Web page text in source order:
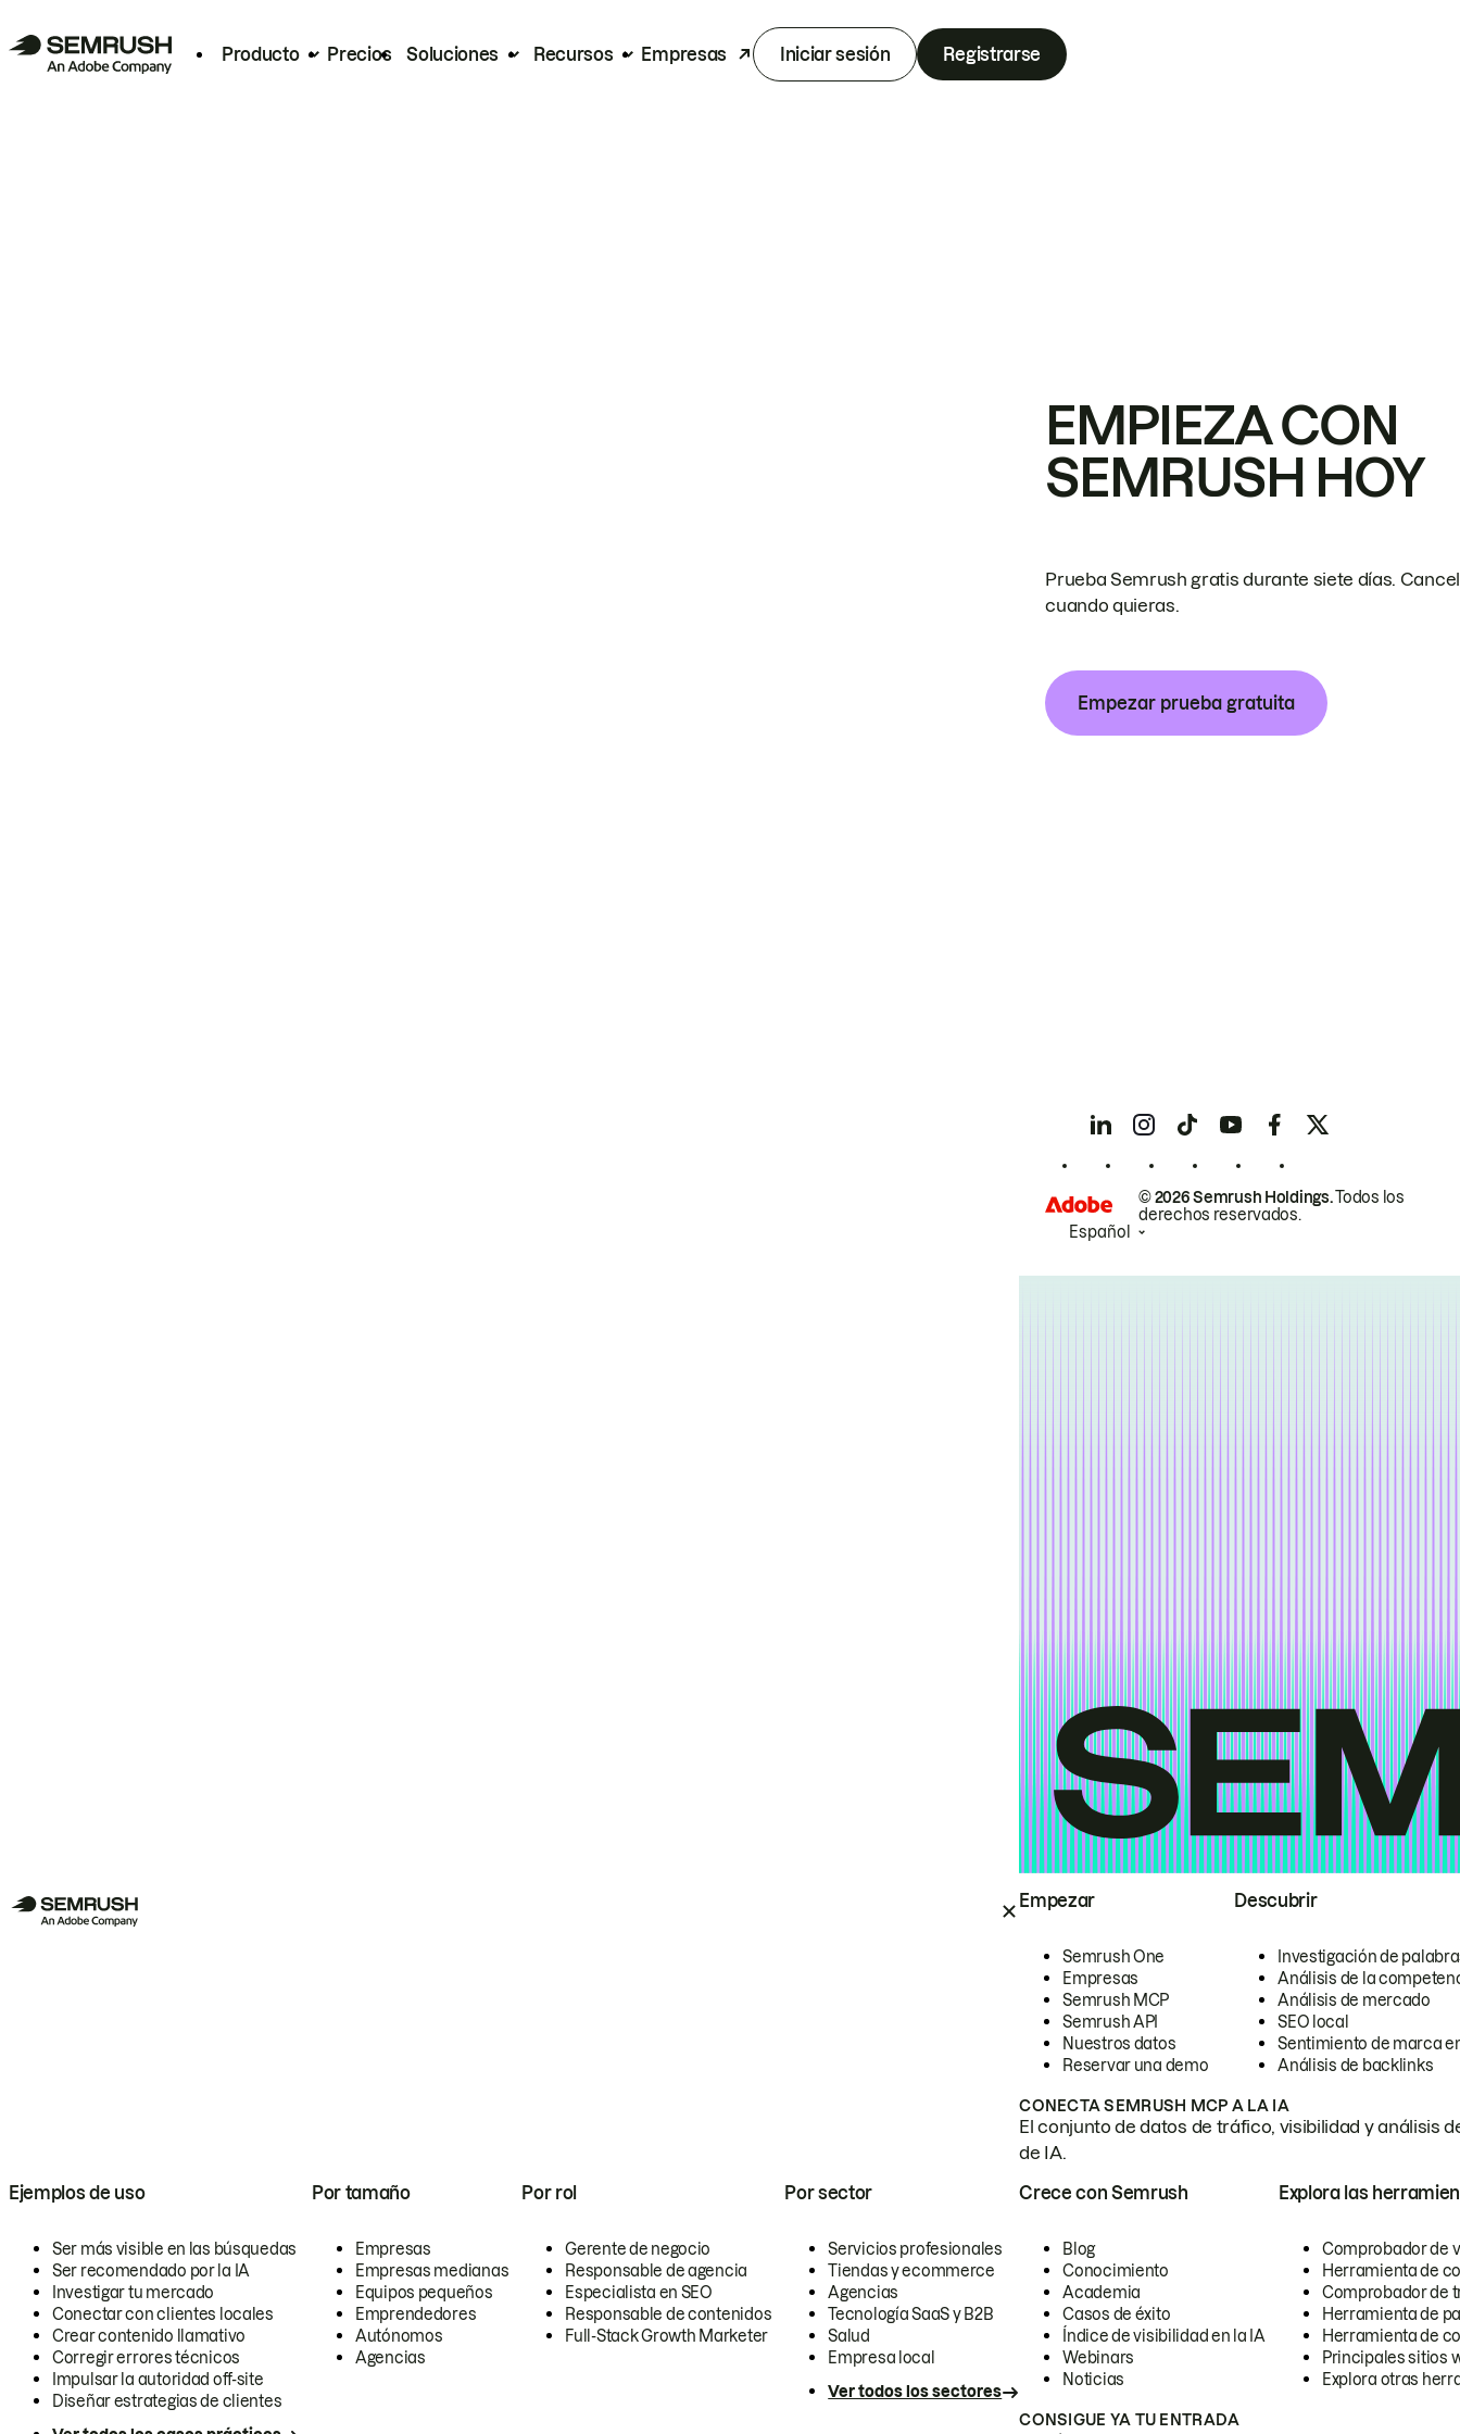
Producto Precios Soluciones Recursos Empresas Iniciar sesión Registrarse
Empezar
Semrush One
Empresas
Semrush MCP
Semrush API
Nuestros datos
Reservar una demo
Descubrir
Investigación de
Análisis de la
Análisis de mercado
SEO local
Sentimiento de marca
Análisis de backlinks
CONECTA SEMRUSH MCP A LA IA
El conjunto de datos de tráfico, visibilidad y análisis
de IA.
Ejemplos de uso
Ser más visible en las búsquedas
Ser recomendado por la IA
Investigar tu mercado
Conectar con clientes locales
Crear contenido llamativo
Corregir errores técnicos
Impulsar la autoridad off-site
Diseñar estrategias de clientes
Por tamaño
Empresas
Empresas medianas
Equipos pequeños
Emprendedores
Autónomos
Agencias
Por rol
Gerente de negocio
Responsable de agencia
Especialista en SEO
Responsable de contenidos
Full-Stack Growth Marketer
Por sector
Servicios profesionales
Tiendas y ecommerce
Agencias
Tecnología SaaS y B2B
Salud
Empresa local
Ver todos los sectores
Crece con Semrush
Blog
Conocimiento
Academia
Casos de éxito
Índice de visibilidad en la IA
Webinars
Noticias
Explora las
Comprobador de
Herramienta de
Comprobador de
Herramienta de
Herramienta de
Principales sitios
Explora otras
CONSIGUE YA TU ENTRADA
EMPIEZA CON
SEMRUSH HOY
Prueba Semrush gratis durante siete días.
cuando quieras.
Empezar prueba gratuita
© 2026 Semrush Holdings.Todos los
derechos reservados.
Español